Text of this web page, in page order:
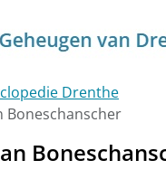
Drenthe
Boneschanscher